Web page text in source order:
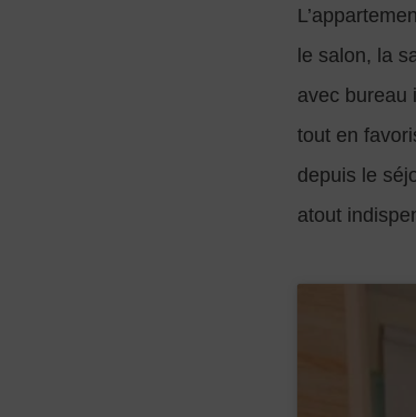
le salon, la
avec bureau
tout en
depuis le
atout